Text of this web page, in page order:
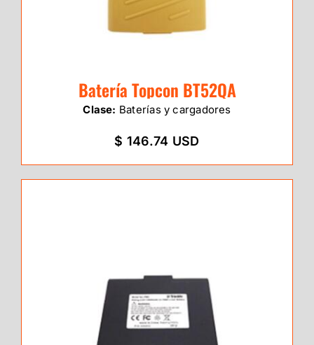
Batería Topcon BT52QA
Clase: Baterías y cargadores
$ 146.74 USD